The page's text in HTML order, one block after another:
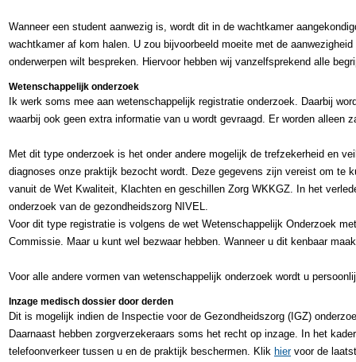
Wanneer een student aanwezig is, wordt dit in de wachtkamer
wachtkamer af kom halen. U zou bijvoorbeeld moeite met de
onderwerpen wilt bespreken. Hiervoor hebben wij vanzelfsprekend alle
Wetenschappelijk onderzoek
Ik werk soms mee aan wetenschappelijk registratie onderzoek. Daarbij
waarbij ook geen extra informatie van u wordt gevraagd. Er worden alleen
Met dit type onderzoek is het onder andere mogelijk de trefzekerheid en
diagnoses onze praktijk bezocht wordt. Deze gegevens zijn vereist om te
vanuit de Wet Kwaliteit, Klachten en geschillen Zorg WKKGZ. In het
onderzoek van de gezondheidszorg NIVEL.
Voor dit type registratie is volgens de wet Wetenschappelijk Onderzoek
Commissie. Maar u kunt wel bezwaar hebben. Wanneer u dit kenbaar
Voor alle andere vormen van wetenschappelijk onderzoek wordt u
Inzage medisch dossier door derden
Dit is mogelijk indien de Inspectie voor de Gezondheidszorg (IGZ)
Daarnaast hebben zorgverzekeraars soms het recht op inzage. In het
telefoonverkeer tussen u en de praktijk beschermen. Klik hiervoor de